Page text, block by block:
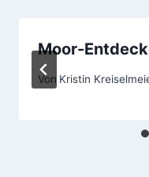
Moor-
Von Kristin